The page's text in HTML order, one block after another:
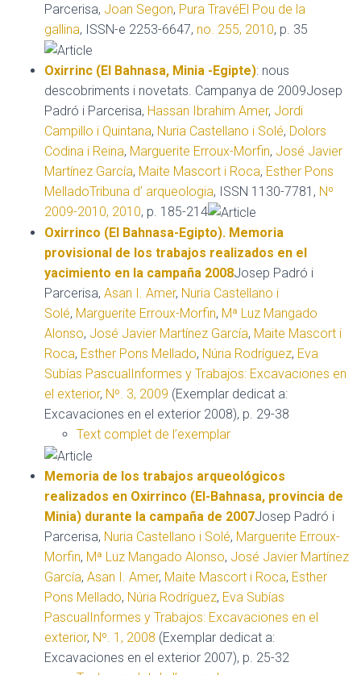
Parcerisa, Joan Segon, Pura TravéEl Pou de la
gallina, ISSN-e 2253-6647, no. 255, 2010, p. 35
Oxirrinc (El Bahnasa, Minia -Egipte): nous
descobriments i novetats. Campanya de 2009Josep
Padró i Parcerisa, Hassan Ibrahim Amer, Jordi
Campillo i Quintana, Nuria Castellano i Solé, Dolors
Codina i Reina, Marguerite Erroux-Morfin, José Javier
Martínez García, Maite Mascort i Roca, Esther Pons
MelladoTribuna d’ arqueologia, ISSN 1130-7781, Nº
2009-2010, 2010, p. 185-214
Oxirrinco (El Bahnasa-Egipto). Memoria
provisional de los trabajos realizados en el
yacimiento en la campaña 2008Josep Padró i
Parcerisa, Asan I. Amer, Nuria Castellano i
Solé, Marguerite Erroux-Morfin, Mª Luz Mangado
Alonso, José Javier Martínez García, Maite Mascort i
Roca, Esther Pons Mellado, Núria Rodríguez, Eva
Subías Pascual Informes y Trabajos: Excavaciones en
el exterior, Nº. 3, 2009 (Exemplar dedicat a:
Excavaciones en el exterior 2008), p. 29-38
Text complet de l’exemplar
Memoria de los trabajos arqueológicos
realizados en Oxirrinco (El-Bahnasa, provincia de
Minia) durante la campaña de 2007Josep Padró i
Parcerisa, Nuria Castellano i Solé, Marguerite Erroux-
Morfin, Mª Luz Mangado Alonso, José Javier Martínez
García, Asan I. Amer, Maite Mascort i Roca, Esther
Pons Mellado, Núria Rodríguez, Eva Subías
PascualInformes y Trabajos: Excavaciones en el
exterior, Nº. 1, 2008 (Exemplar dedicat a:
Excavaciones en el exterior 2007), p. 25-32